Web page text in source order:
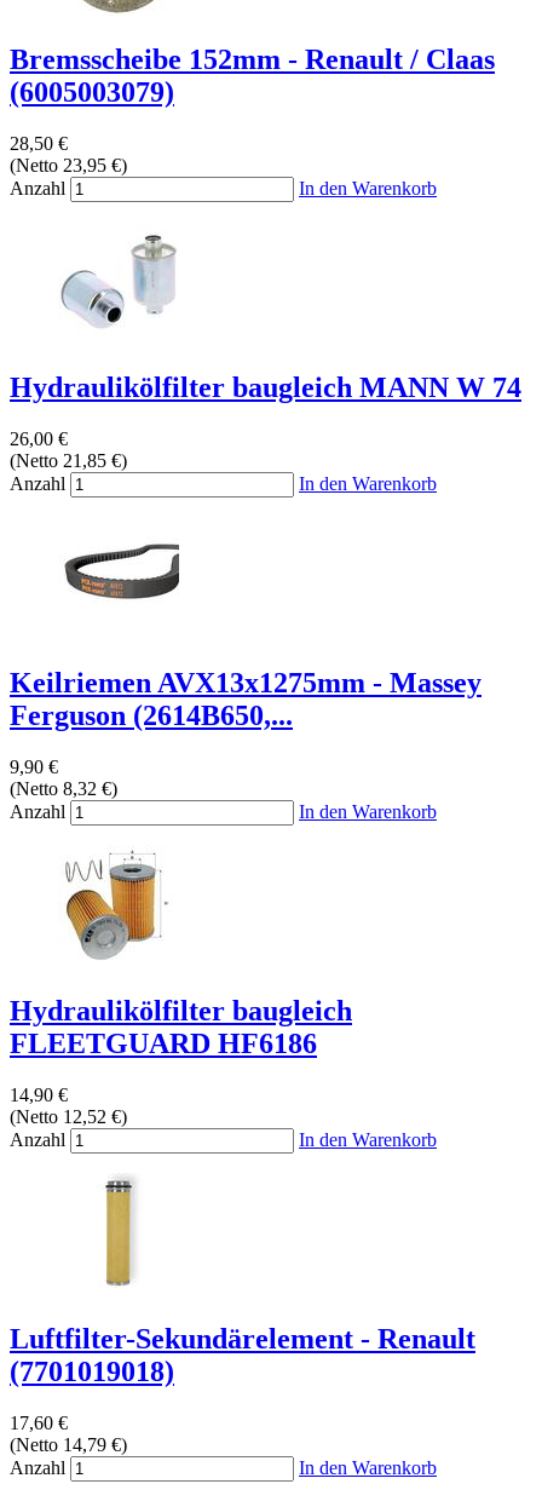
Bremsscheibe 152mm - Renault / Claas
(6005003079)
28,50 €
(Netto 23,95 €)
Anzahl
In den Warenkorb
Hydraulikölfilter baugleich MANN W 74
26,00 €
(Netto 21,85 €)
Anzahl
In den Warenkorb
Keilriemen AVX13x1275mm - Massey
Ferguson (2614B650,...
9,90 €
(Netto 8,32 €)
Anzahl
In den Warenkorb
Hydraulikölfilter baugleich
FLEETGUARD HF6186
14,90 €
(Netto 12,52 €)
Anzahl
In den Warenkorb
Luftfilter-Sekundärelement - Renault
(7701019018)
17,60 €
(Netto 14,79 €)
Anzahl
In den Warenkorb